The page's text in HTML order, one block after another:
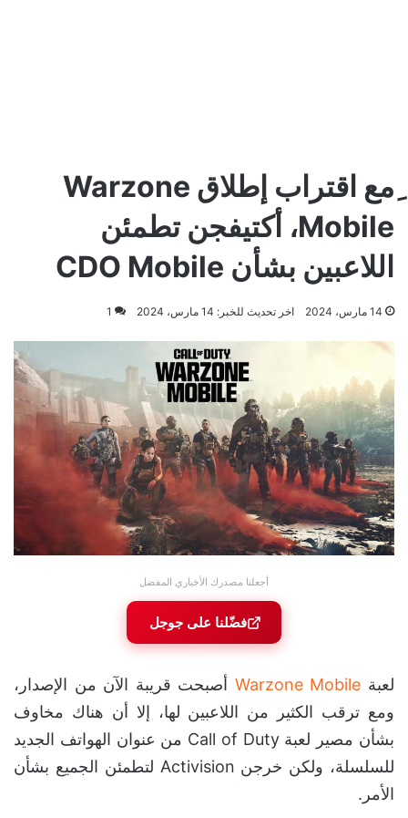
ِمع اقتراب إطلاق Warzone
Mobile، أكتيفجن تطمئن
اللاعبين بشأن CDO Mobile
14 مارس، 2024 اخر تحديث للخبر: 14 مارس، 2024 1
أجعلنا مصدرك الأخباري المفضل
فضّلنا على جوجل
لعبة Warzone Mobile أصبحت قريبة الآن من الإصدار،
ومع ترقب الكثير من اللاعبين لها، إلا أن هناك مخاوف
بشأن مصير لعبة Call of Duty من عنوان الهواتف الجديد
للسلسلة، ولكن خرجن Activision لتطمئن الجميع بشأن
الأمر.